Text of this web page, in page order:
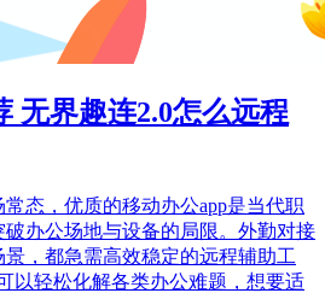
无界趣连2.0怎么远程
态，优质的移动办公app是当代职
办公场地与设备的局限。外勤对接
，都急需高效稳定的远程辅助工
以轻松化解各类办公难题，想要适